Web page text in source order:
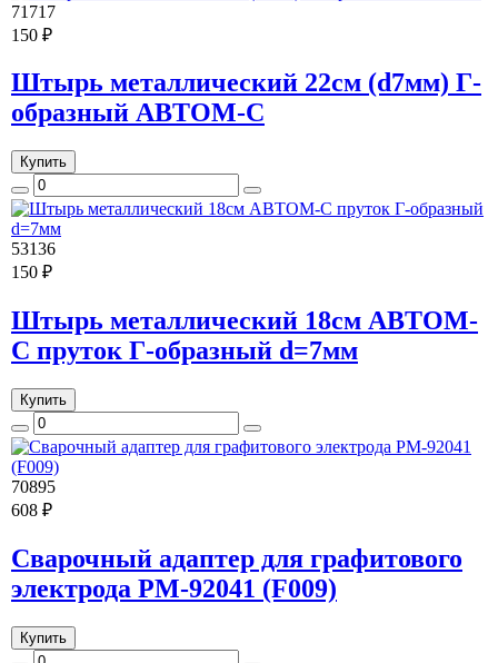
71717
150 ₽
Штырь металлический 22см (d7мм) Г-
образный АВТОМ-С
Купить
53136
150 ₽
Штырь металлический 18см АВТОМ-
С пруток Г-образный d=7мм
Купить
70895
608 ₽
Сварочный адаптер для графитового
электрода РМ-92041 (F009)
Купить